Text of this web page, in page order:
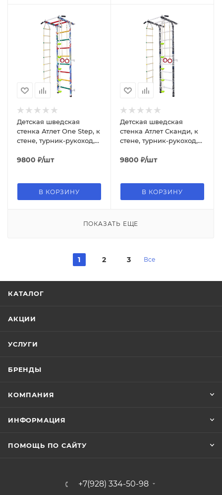
Детская шведская
стенка Атлет One Step, к
стене, турник-рукоход,
тарзанка
9800 ₽/шт
В КОРЗИНУ
Детская шведская
стенка Атлет Сканди, к
стене, турник-рукоход,
тарзанка
9800 ₽/шт
В КОРЗИНУ
ПОКАЗАТЬ ЕЩЕ
1 2 3 Все
КАТАЛОГ
АКЦИИ
УСЛУГИ
БРЕНДЫ
КОМПАНИЯ
ИНФОРМАЦИЯ
ПОМОЩЬ ПО САЙТУ
+7(928) 334-50-98